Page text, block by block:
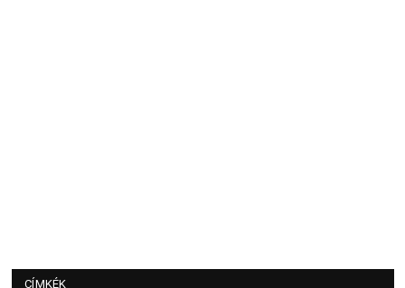
CÍMKÉK